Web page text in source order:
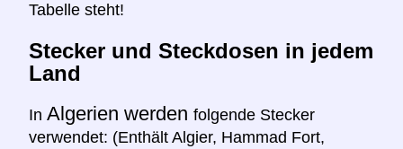
Tabelle steht!
Stecker und Steckdosen in jedem
Land
In Algerien werden folgende Stecker
verwendet: (Enthält Algier, Hammad Fort,